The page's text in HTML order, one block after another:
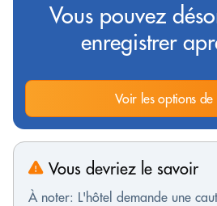
Vous pouvez
enregistrer
Voir les options de
Vous devriez le savoir
À noter: L'hôtel demande une